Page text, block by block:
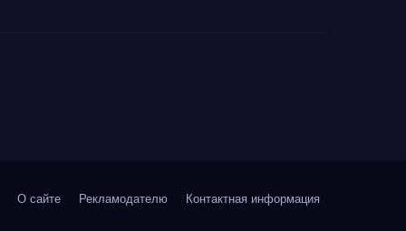
О сайте Рекламодателю Контактная информация